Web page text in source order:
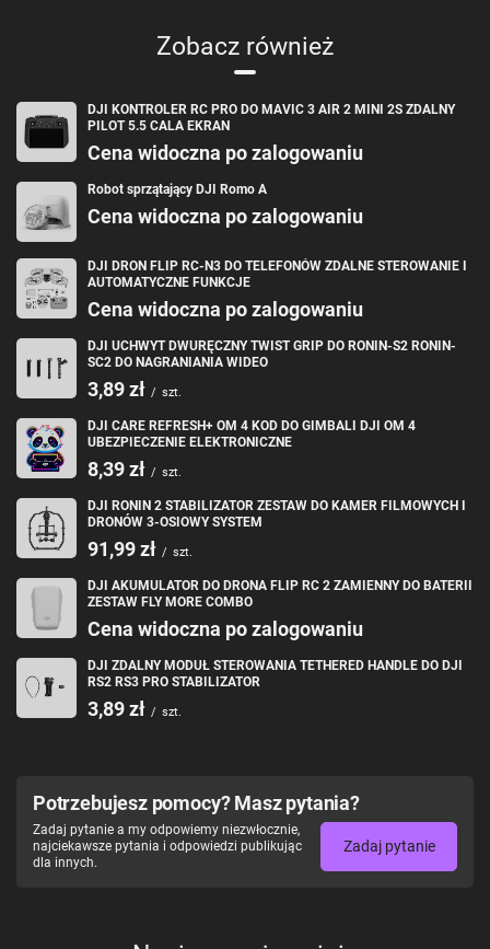
Zobacz również
DJI KONTROLER RC PRO DO MAVIC 3 AIR 2 MINI 2S ZDALNY
PILOT 5.5 CALA EKRAN
Cena widoczna po zalogowaniu
Robot sprzątający DJI Romo A
Cena widoczna po zalogowaniu
DJI DRON FLIP RC-N3 DO TELEFONÓW ZDALNE STEROWANIE I
AUTOMATYCZNE FUNKCJE
Cena widoczna po zalogowaniu
DJI UCHWYT DWURĘCZNY TWIST GRIP DO RONIN-S2 RONIN-
SC2 DO NAGRANIANIA WIDEO
3,89 zł / szt.
DJI CARE REFRESH+ OM 4 KOD DO GIMBALI DJI OM 4
UBEZPIECZENIE ELEKTRONICZNE
8,39 zł / szt.
DJI RONIN 2 STABILIZATOR ZESTAW DO KAMER FILMOWYCH I
DRONÓW 3-OSIOWY SYSTEM
91,99 zł / szt.
DJI AKUMULATOR DO DRONA FLIP RC 2 ZAMIENNY DO BATERII
ZESTAW FLY MORE COMBO
Cena widoczna po zalogowaniu
DJI ZDALNY MODUŁ STEROWANIA TETHERED HANDLE DO DJI
RS2 RS3 PRO STABILIZATOR
3,89 zł / szt.
Potrzebujesz pomocy? Masz pytania?
Zadaj pytanie a my odpowiemy niezwłocznie,
najciekawsze pytania i odpowiedzi publikując
dla innych.
Zadaj pytanie